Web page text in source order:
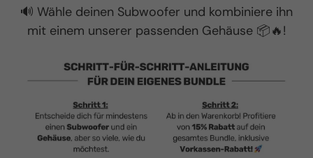
🔊 Wähle deinen Subwoofer und kombiniere ihn
mit einem unserer passenden Gehäuse 📦🔥!